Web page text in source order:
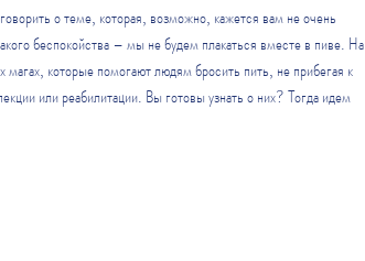
о теме, которая, возможно, кажется вам не очень
беспокойства – мы не будем плакаться вместе в пиве. На
которые помогают людям бросить пить, не прибегая к
или реабилитации. Вы готовы узнать о них? Тогда идем